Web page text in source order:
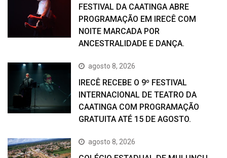
FESTIVAL DA CAATINGA ABRE
PROGRAMAÇÃO EM IRECÊ COM
NOITE MARCADA POR
ANCESTRALIDADE E DANÇA.
agosto 8, 2026
IRECÊ RECEBE O 9º FESTIVAL
INTERNACIONAL DE TEATRO DA
CAATINGA COM PROGRAMAÇÃO
GRATUITA ATÉ 15 DE AGOSTO.
agosto 8, 2026